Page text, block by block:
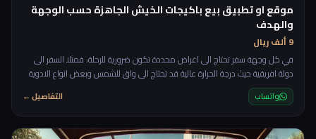
موقع او تطبيق بيع باكيجات الخيش الجاهزة حسب الوجهة
والهدف
9 ألف ريال
في كل وجهة سفر تحتاج الى اغراض محددة تكون ضرورية للرحلة، فمثلا السفر الى
دولة افريقية حيث درجة الحرارة عالية قد تحتاج الى واق للشمس وبعض انواع الادوية
واغراض مخصصة لهذه الرحلة على العكس اذا سافرت الى روسيا مثلا فانك تحتاج
باكيج مختلف. rnrnفكرة هذا المشروع قائمة على تجهيز باكيجات تعتمد على
الوجهة، مدة الرحلة، مكان الرحلة والاقامة وبيعها للاشخاص المهتمين، ستحتوي
الباكيج على ما يحتاجه المسافر من كل ا
واتساب التفاصيل ←